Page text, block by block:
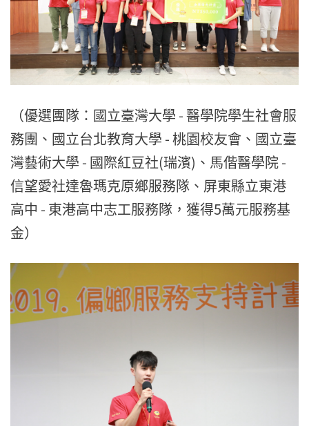
（優選團隊：國立臺灣大學 - 醫學院學生社會服
務團、國立台北教育大學 - 桃園校友會、國立臺
灣藝術大學 - 國際紅豆社(瑞濱)、馬偕醫學院 -
信望愛社達魯瑪克原鄉服務隊、屏東縣立東港
高中 - 東港高中志工服務隊，獲得5萬元服務基
金）